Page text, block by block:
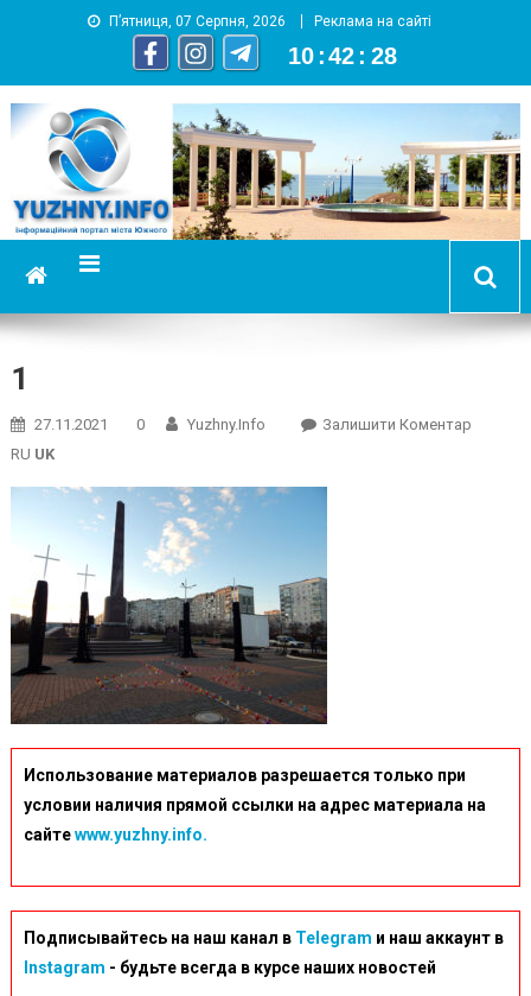
П’ятниця, 07 Серпня, 2026 Реклама на сайті
10 :42 : 29
YUZHNY.INFO
информационный портал города Южный
1
27.11.2021 0 Yuzhny.info Залишити КоментарOn
RU UK
Использование материалов разрешается только при
условии наличия прямой ссылки на адрес материала на
сайтеwww.yuzhny.info.
Подписывайтесь на наш канал в Telegram и наш аккаунт в
Instagram - будьте всегда в курсе наших новостей